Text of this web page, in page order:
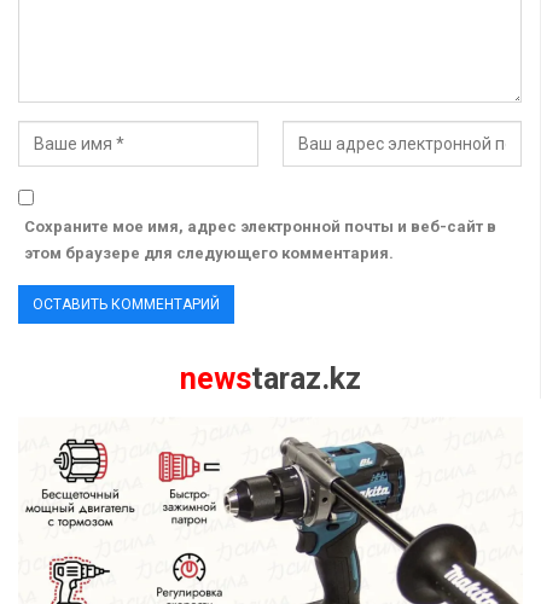
Сохраните мое имя, адрес электронной почты и веб-сайт в
этом браузере для следующего комментария.
newstaraz.kz